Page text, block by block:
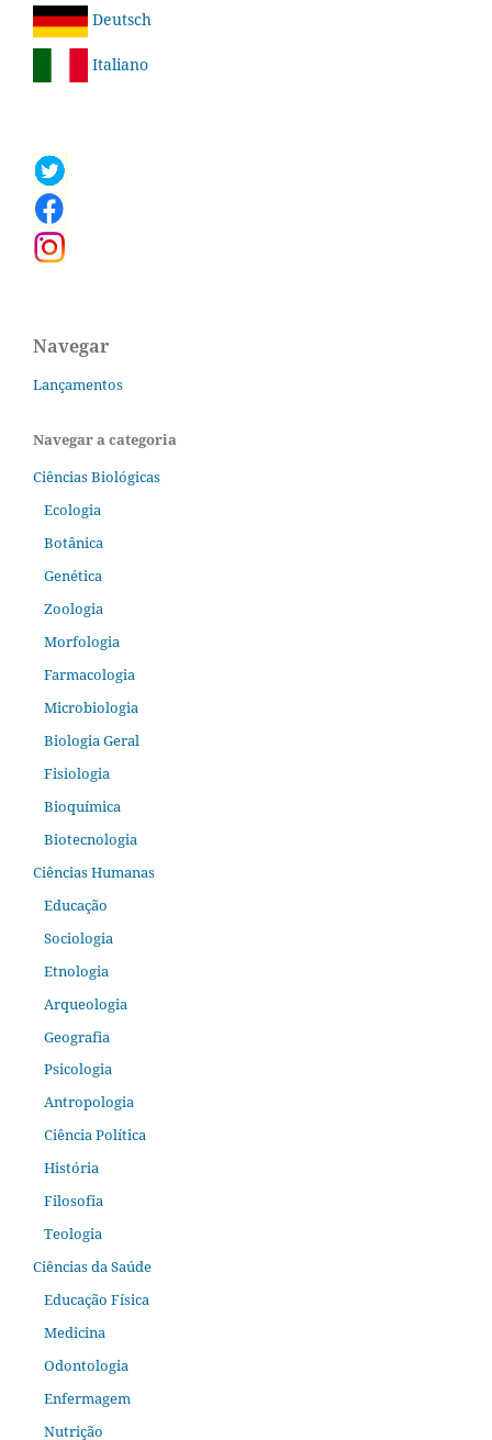
Deutsch
Italiano
Navegar
Lançamentos
Navegar a categoria
Ciências Biológicas
Ecologia
Botânica
Genética
Zoologia
Morfologia
Farmacologia
Microbiologia
Biologia Geral
Fisiologia
Bioquímica
Biotecnologia
Ciências Humanas
Educação
Sociologia
Etnologia
Arqueologia
Geografia
Psicologia
Antropologia
Ciência Política
História
Filosofia
Teologia
Ciências da Saúde
Educação Física
Medicina
Odontologia
Enfermagem
Nutrição